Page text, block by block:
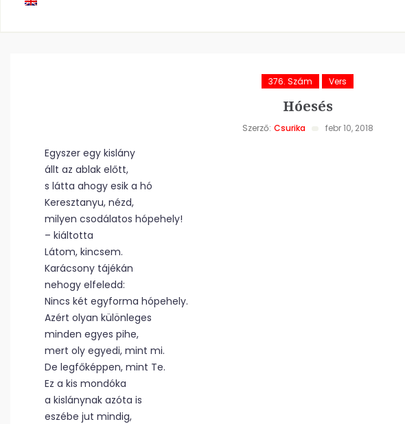
376. Szám Vers
Hóesés
Szerző: Csurika febr 10, 2018
Egyszer egy kislány
állt az ablak előtt,
s látta ahogy esik a hó
Keresztanyu, nézd,
milyen csodálatos hópehely!
– kiáltotta
Látom, kincsem.
Karácsony tájékán
nehogy elfeledd:
Nincs két egyforma hópehely.
Azért olyan különleges
minden egyes pihe,
mert oly egyedi, mint mi.
De legfőképpen, mint Te.
Ez a kis mondóka
a kislánynak azóta is
eszébe jut mindig,